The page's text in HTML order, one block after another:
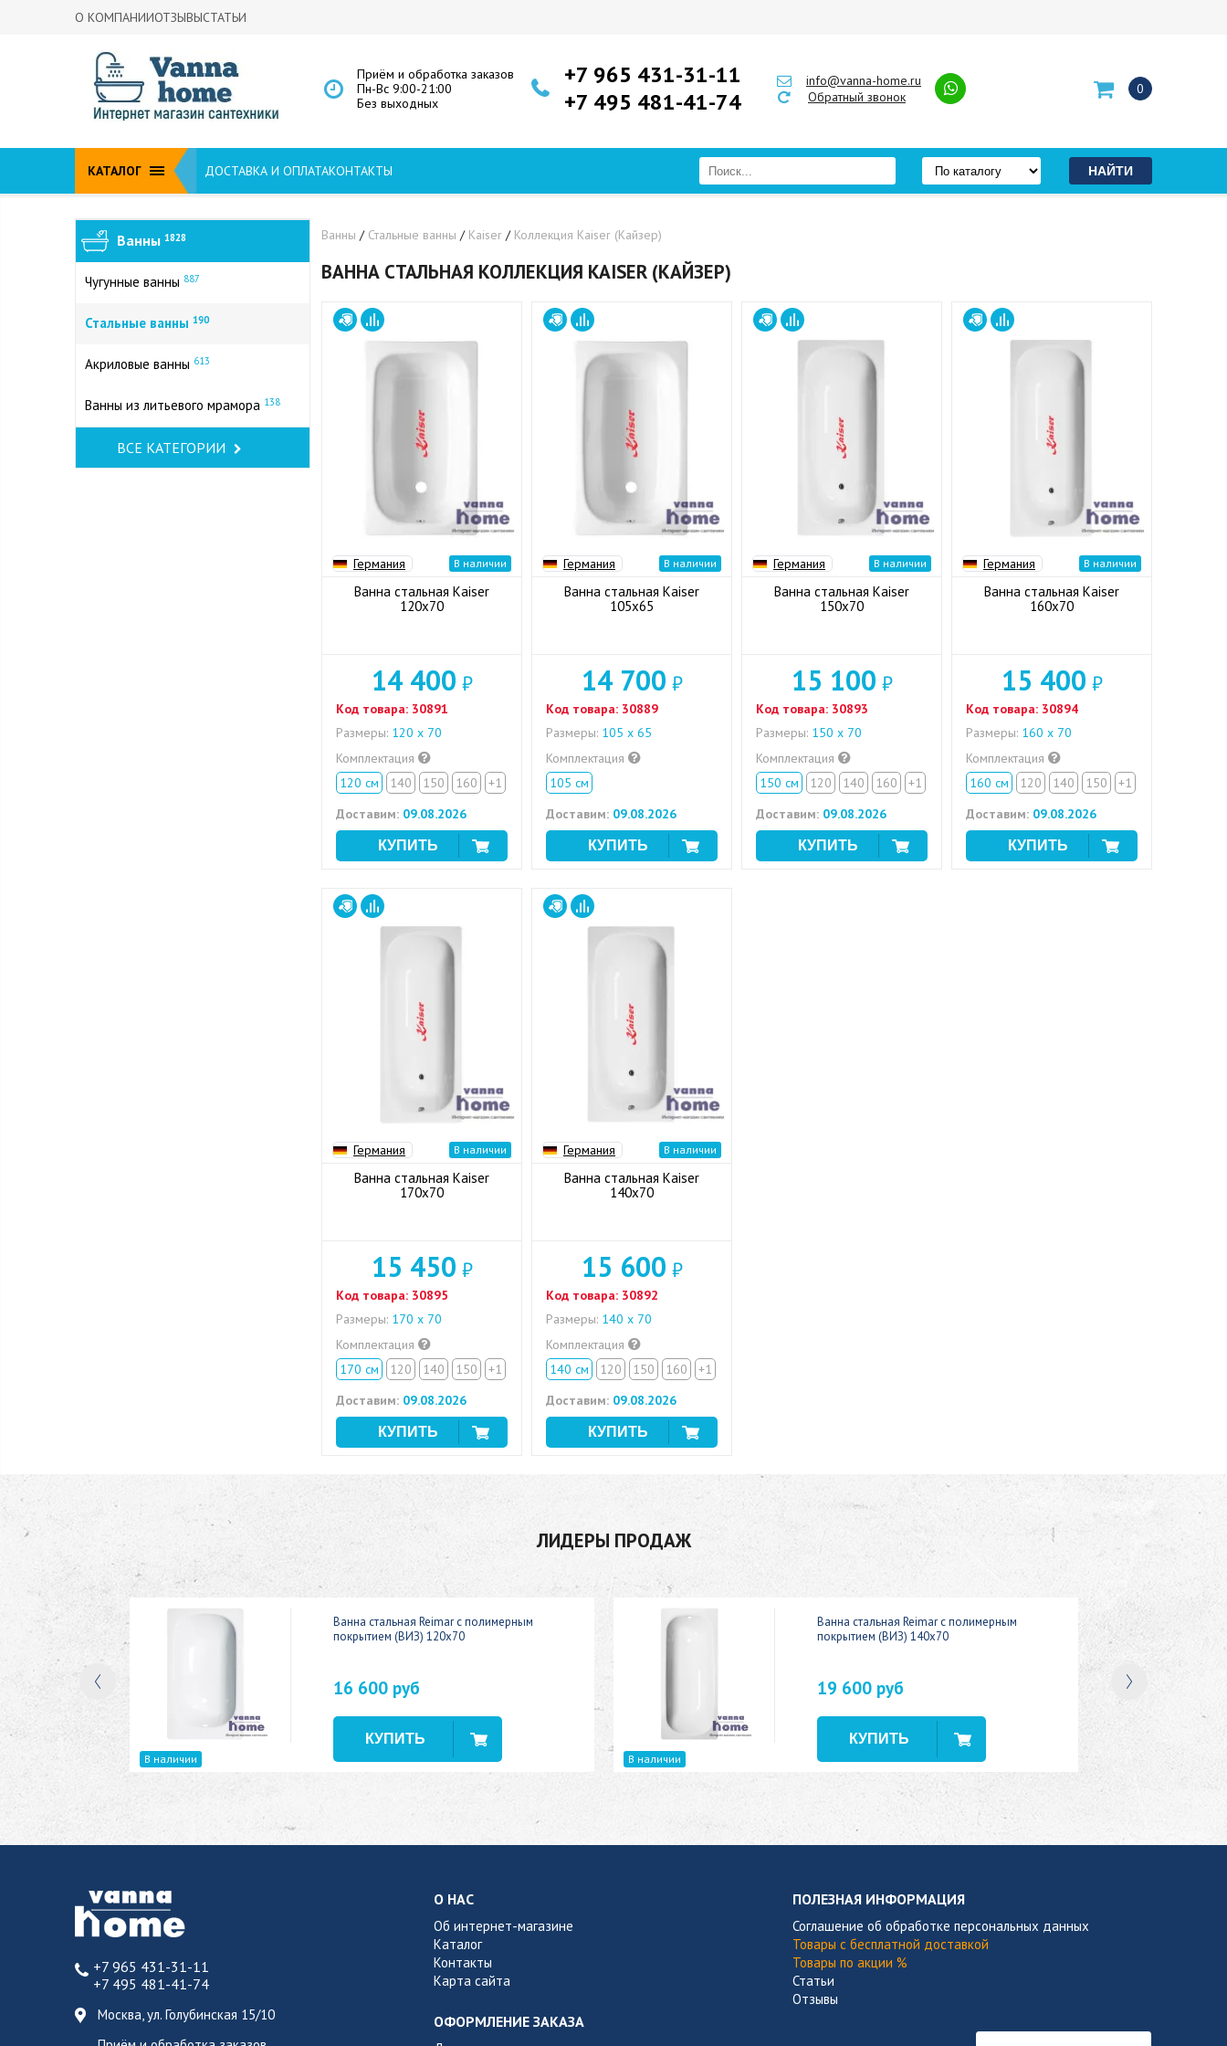
О КОМПАНИИОТЗЫВЫСТАТЬИ
Приём и обработка заказов
Пн-Вс 9:00-21:00
Без выходных
+7 965 431-31-11
+7 495 481-41-74
info@vanna-home.ru
Обратный звонок
0
КАТАЛОГ ДОСТАВКА И ОПЛАТАКОНТАКТЫ
Ванны 1828
Чугунные ванны 887
Стальные ванны 190
Акриловые ванны 613
Ванны из литьевого мрамора 138
ВСЕ КАТЕГОРИИ
Ванны / Стальные ванны / Kaiser / Коллекция Kaiser (Кайзер)
ВАННА СТАЛЬНАЯ КОЛЛЕКЦИЯ KAISER (КАЙЗЕР)
Германия В наличии
Ванна стальная Kaiser
120x70
14 400 ₽
Код товара: 30891
Размеры: 120 х 70
Комплектация
120 см
140 150 160
+1
Доставим: 09.08.2026
Германия В наличии
Ванна стальная Kaiser
105x65
14 700 ₽
Код товара: 30889
Размеры: 105 x 65
Комплектация
105 см
Доставим: 09.08.2026
Германия В наличии
Ванна стальная Kaiser
150x70
15 100 ₽
Код товара: 30893
Размеры: 150 х 70
Комплектация
150 см
120 140 160
+1
Доставим: 09.08.2026
Германия В наличии
Ванна стальная Kaiser
160x70
15 400 ₽
Код товара: 30894
Размеры: 160 х 70
Комплектация
160 см
120 140 150
+1
Доставим: 09.08.2026
Германия В наличии
Ванна стальная Kaiser
170x70
15 450 ₽
Код товара: 30895
Размеры: 170 х 70
Комплектация
170 см
120 140 150
+1
Доставим: 09.08.2026
Германия В наличии
Ванна стальная Kaiser
140x70
15 600 ₽
Код товара: 30892
Размеры: 140 х 70
Комплектация
140 см
120 150 160
+1
Доставим: 09.08.2026
ЛИДЕРЫ ПРОДАЖ
150x70
В наличии
Ванна стальная Reimar с полимерным
покрытием (ВИЗ) 120x70
16 600 руб
В наличии
Ванна стальная Reimar с полимерным
покрытием (ВИЗ) 140x70
19 600 руб
+7 965 431-31-11
+7 495 481-41-74
Москва, ул. Голубинская 15/10
О НАС
Об интернет-магазине
Каталог
Контакты
Карта сайта
ОФОРМЛЕНИЕ ЗАКАЗА
ПОЛЕЗНАЯ ИНФОРМАЦИЯ
Соглашение об обработке персональных данных
Товары с бесплатной доставкой
Товары по акции %
Статьи
Отзывы